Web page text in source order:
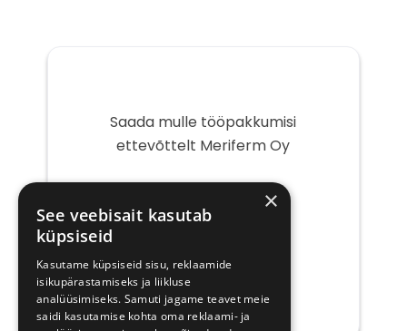
Saada mulle tööpakkumisi
ettevõttelt Meriferm Oy
post
×
See veebisait kasutab
küpsiseid
Kasutame küpsiseid sisu, reklaamide
isikupärastamiseks ja liikluse
analüüsimiseks. Samuti jagame teavet meie
saidi kasutamise kohta oma reklaami- ja